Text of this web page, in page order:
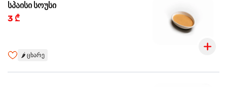
სპაისი სოუსი
3 ₾
🌶️ ცხარე